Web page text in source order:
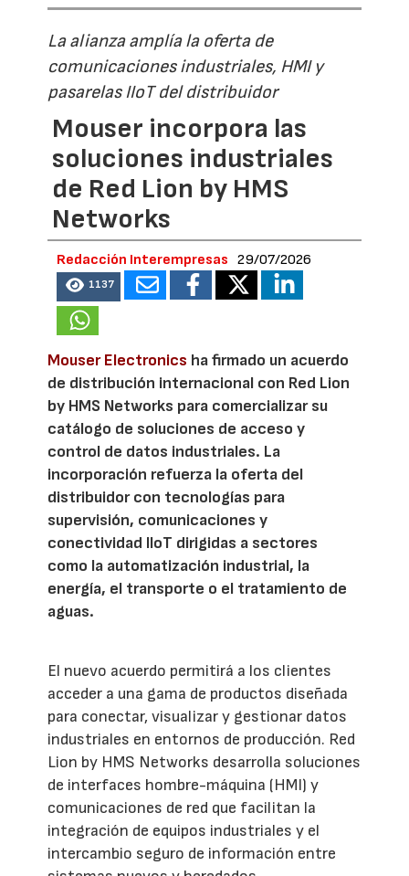
La alianza amplía la oferta de
comunicaciones industriales, HMI y
pasarelas IIoT del distribuidor
Mouser incorpora las
soluciones industriales
de Red Lion by HMS
Networks
Redacción Interempresas 29/07/2026
1137
Mouser Electronics ha firmado un acuerdo
de distribución internacional con Red Lion
by HMS Networks para comercializar su
catálogo de soluciones de acceso y
control de datos industriales. La
incorporación refuerza la oferta del
distribuidor con tecnologías para
supervisión, comunicaciones y
conectividad IIoT dirigidas a sectores
como la automatización industrial, la
energía, el transporte o el tratamiento de
aguas.
El nuevo acuerdo permitirá a los clientes
acceder a una gama de productos diseñada
para conectar, visualizar y gestionar datos
industriales en entornos de producción. Red
Lion by HMS Networks desarrolla soluciones
de interfaces hombre-máquina (HMI) y
comunicaciones de red que facilitan la
integración de equipos industriales y el
intercambio seguro de información entre